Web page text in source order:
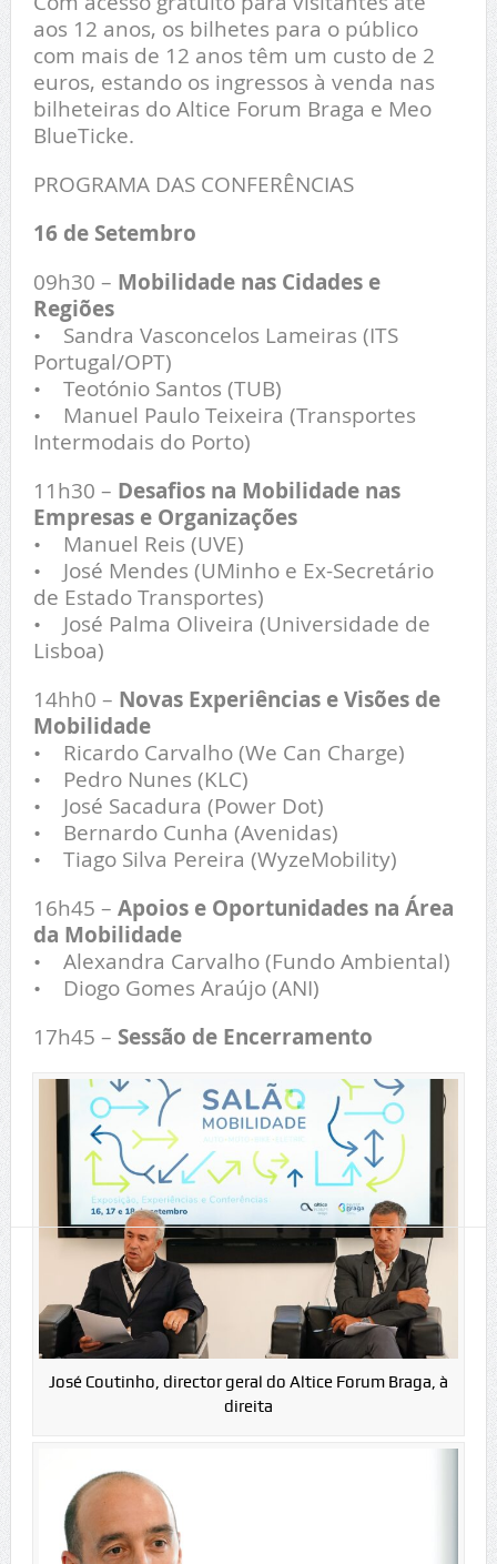
aos 12 anos, os bilhetes para o público
com mais de 12 anos têm um custo de 2
euros, estando os ingressos à venda nas
bilheteiras do Altice Forum Braga e Meo
BlueTicke.
PROGRAMA DAS CONFERÊNCIAS
16 de Setembro
09h30 – Mobilidade nas Cidades e
Regiões
• Sandra Vasconcelos Lameiras (ITS
Portugal/OPT)
• Teotónio Santos (TUB)
• Manuel Paulo Teixeira (Transportes
Intermodais do Porto)
11h30 – Desafios na Mobilidade nas
Empresas e Organizações
• Manuel Reis (UVE)
• José Mendes (UMinho e Ex-Secretário
de Estado Transportes)
• José Palma Oliveira (Universidade de
Lisboa)
14hh0 – Novas Experiências e Visões de
Mobilidade
• Ricardo Carvalho (We Can Charge)
• Pedro Nunes (KLC)
• José Sacadura (Power Dot)
• Bernardo Cunha (Avenidas)
• Tiago Silva Pereira (WyzeMobility)
16h45 – Apoios e Oportunidades na Área
da Mobilidade
• Alexandra Carvalho (Fundo Ambiental)
• Diogo Gomes Araújo (ANI)
17h45 – Sessão de Encerramento
José Coutinho, director geral do Altice Forum Braga, à
direita